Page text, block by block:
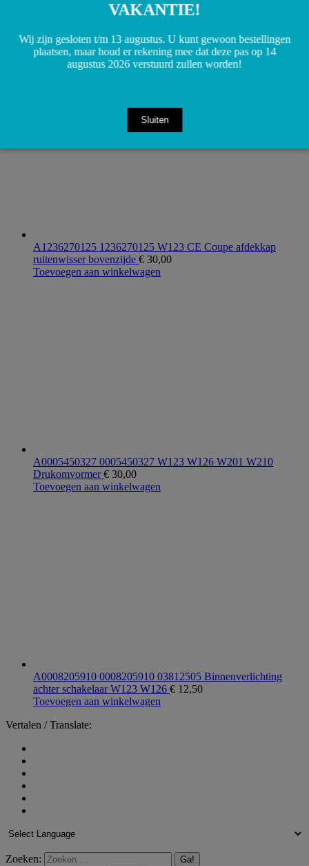
deurslot afdekkap rechts€5,00
Toevoegen aan winkelwagen
A1236270125 1236270125 W123 CE Coupe afdekkap
ruitenwisser bovenzijde € 30,00
Toevoegen aan winkelwagen
A0005450327 0005450327 W123 W126 W201 W210
Drukomvormer€ 30,00
Toevoegen aan winkelwagen
A0008205910 0008205910 03812505 Binnenverlichting
achter schakelaar W123 W126 € 12,50
Toevoegen aan winkelwagen
Vertalen / Translate:
Zoeken:
VAKANTIE!
Wij zijn gesloten t/m 13 augustus. U kunt gewoon bestellingen
plaatsen, maar houd er rekening mee dat deze pas op 14
augustus 2026 verstuurd zullen worden!
Sluiten